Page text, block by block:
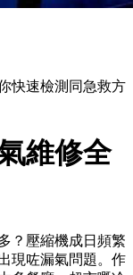
快速檢測同急救方
維修全
？壓縮機成日頻繁
現咗漏氣問題。作